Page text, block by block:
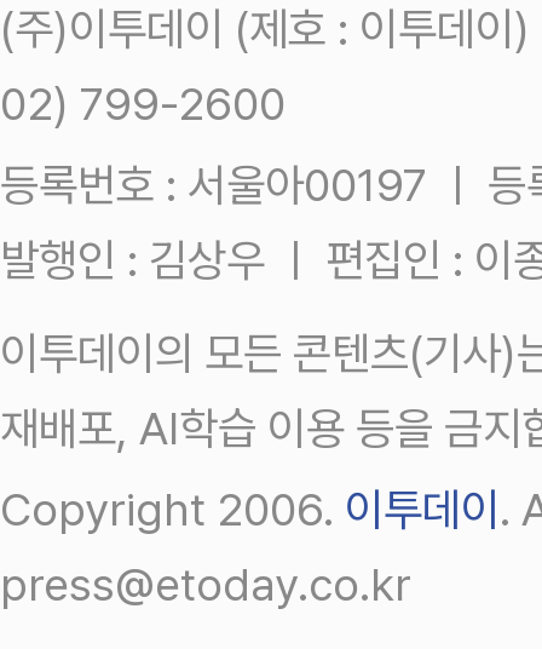
(주)이투데이 (제호 : 이투데
02) 799-2600
등록번호 : 서울아00197 ㅣ
발행인 : 김상우 ㅣ 편집인 : 이
이투데이의 모든 콘텐츠(기사)
재배포, AI학습 이용 등을 금지
Copyright 2006. 이투데이.
press@etoday.co.kr